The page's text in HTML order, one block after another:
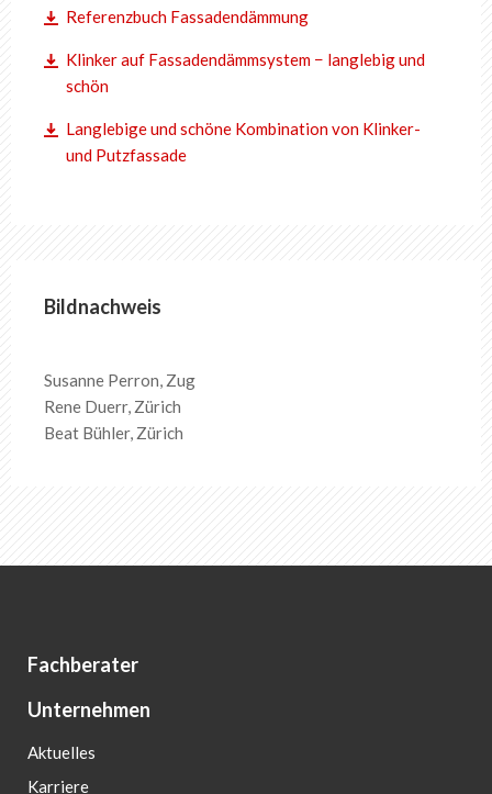
Referenzbuch Fassadendämmung
Klinker auf Fassadendämmsystem − langlebig und
schön
Langlebige und schöne Kombination von Klinker-
und Putzfassade
Bildnachweis
Susanne Perron, Zug
Rene Duerr, Zürich
Beat Bühler, Zürich
Fachberater
Unternehmen
Aktuelles
Karriere